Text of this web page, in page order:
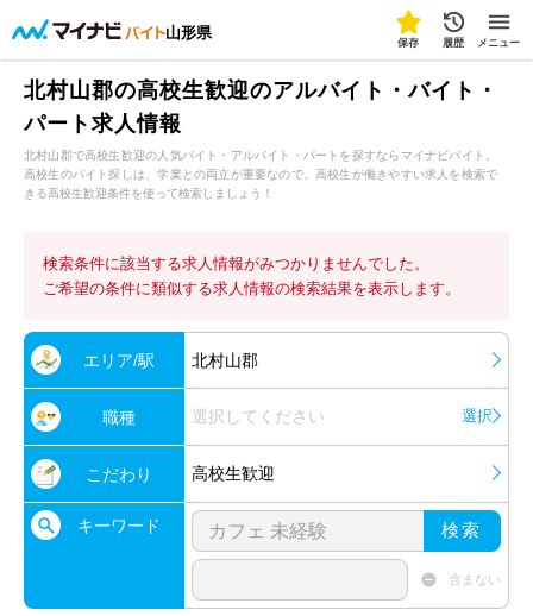
山形県
保存 履歴 メニュー
北村山郡の高校生歓迎のアルバイト・バイト・
パート求人情報
北村山郡で高校生歓迎の人気バイト・アルバイト・パートを探すならマイナビバイト。
高校生のバイト探しは、学業との両立が重要なので、高校生が働きやすい求人を検索で
きる高校生歓迎条件を使って検索しましょう！
検索条件に該当する求人情報がみつかりませんでした。
ご希望の条件に類似する求人情報の検索結果を表示します。
エリア/駅 北村山郡
職種 選択してください 選択
こだわり 高校生歓迎
キーワード 検索
含まない